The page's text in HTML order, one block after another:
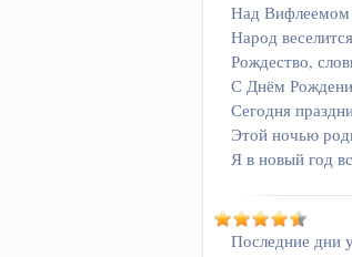
Над Вифлеемом
Народ
Рождество,
С Днём
Сегодня
Этой ночью
Я в новый год
Последние дни